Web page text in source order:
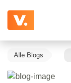
Alle Blogs